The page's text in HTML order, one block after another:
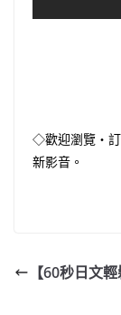
◇歡迎瀏覽・
新影音。
【60秒日文